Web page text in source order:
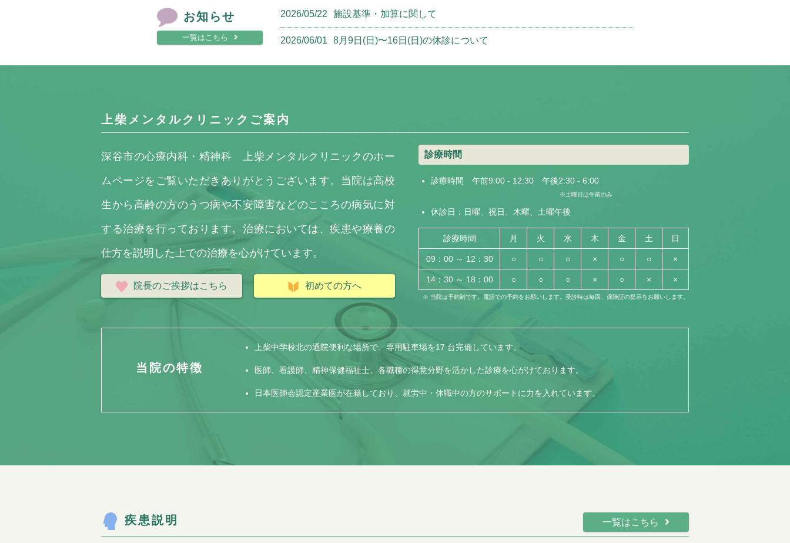
お知らせ
一覧はこちら
2026/05/22 施設基準・加算に関して
2026/06/01 8月9日(日)〜16日(日)の休診について
上柴メンタルクリニックご案内
深谷市の心療内科・精神科 上柴メンタルクリニックのホー
ムページをご覧いただきありがとうございます。当院は高校
生から高齢の方のうつ病や不安障害などのこころの病気に対
する治療を行っております。治療においては、疾患や療養の
仕方を説明した上での治療を心がけています。
院長のご挨拶はこちら 初めての方へ
診療時間
診療時間 午前9:00 - 12:30 午後2:30 - 6:00
※土曜日は午前のみ
休診日：日曜、祝日、木曜、土曜午後
診療時間 月 火 水 木 金 土 日
09：00 ～ 12：30 ○ ○ ○ × ○ ○ ×
14：30 ～ 18：00 ○ ○ ○ × ○ × ×
※ 当院は予約制です。電話での予約をお願いします。受診時は毎回、保険証の提示をお願いします。
当院の特徴
上柴中学校北の通院便利な場所で、専用駐車場を17 台完備しています。
医師、看護師、精神保健福祉士、各職種の得意分野を活かした診療を心がけております。
日本医師会認定産業医が在籍しており、就労中・休職中の方のサポートに力を入れています。
疾患説明 一覧はこちら